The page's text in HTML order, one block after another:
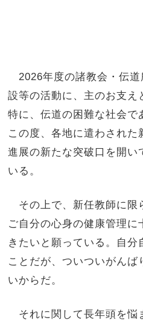
2026年度の諸教会・伝道
設等の活動に、主のお支え
特に、伝道の困難な社会で
この度、各地に遣わされた
進展の新たな突破口を開い
いる。
その上で、新任教師に限
ご自分の心身の健康管理に
きたいと願っている。自分
ことだが、ついついがんば
いからだ。
それに関して長年頭を悩